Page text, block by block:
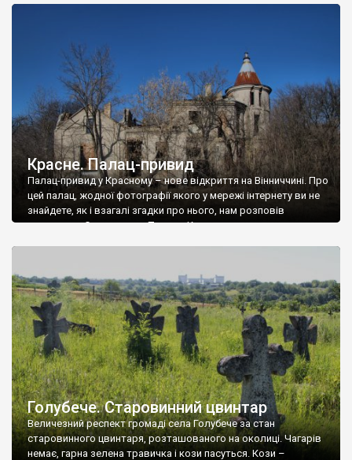
Красне. Палац-привид
Палац-привид у Красному – нове відкриття на Вінниччині. Про
цей палац, жодної фотографії якого у мережі інтернету ви не
знайдете, як і взагалі згадки про нього, нам розповів
мешканець Самгородка. Палац у Красному вразив не лише
Голубече. Старовинний цвинтар
Величезний респект громаді села Голубече за стан
старовинного цвинтаря, розташованого на околиці. Чагарів
немає, гарна зелена травичка і кози пасуться. Кози –